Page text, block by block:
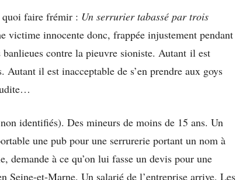
quoi faire frémir : Un serrurier tabassé par trois
victime innocente donc, frappée injustement pendant
banlieues contre la pieuvre sioniste. Autant il est
Autant il est inacceptable de s’en prendre aux goys
identifiés). Des mineurs de moins de 15 ans. Un
une pub pour une serrurerie portant un nom à
demande à ce qu’on lui fasse un devis pour une
Seine-et-Marne. Un salarié de l’entreprise arrive. Les